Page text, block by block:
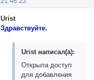
Urist
Здравствуйте.
Urist написал(а):
Открыла доступ
для добавления